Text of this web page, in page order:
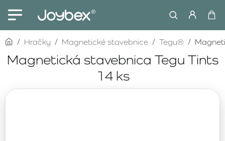
Magnetická stavebnica Tegu Tints
14 ks
homeHračky Magnetické stavebnice Tegu®